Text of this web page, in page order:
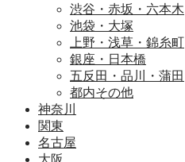
渋谷・赤坂・六本木
池袋・大塚
上野・浅草・錦糸町
銀座・日本橋
五反田・品川・蒲田
都内その他
神奈川
関東
名古屋
大阪